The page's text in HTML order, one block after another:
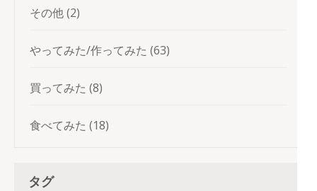
その他(2)
やってみた/作ってみた (63)
買ってみた (8)
食べてみた (18)
タグ